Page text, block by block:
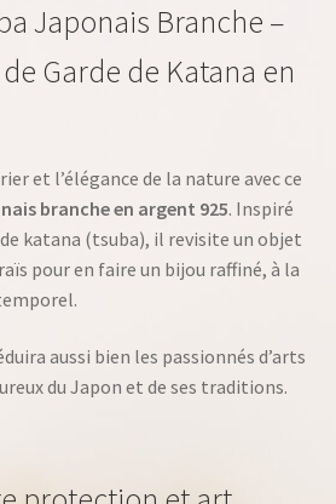
Japonais Branche –
Garde de Katana en
et l’élégance de la nature avec ce
branche en argent 925. Inspiré
katana (tsuba), il revisite un objet
pour en faire un bijou raffiné, à la
aussi bien les passionnés d’arts
du Japon et de ses traditions.